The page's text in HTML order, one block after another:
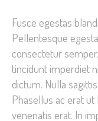
Fusce egestas
Pellentesque
consectetur
tincidunt imperdiet
dictum. Nulla
Phasellus ac erat
venenatis erat. In